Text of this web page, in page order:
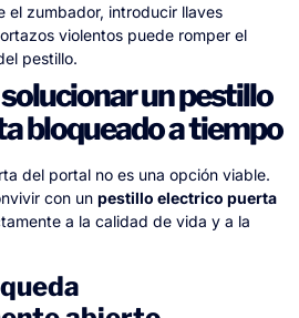
el zumbador, introducir llaves
violentos puede romper el
pestillo.
un pestillo
bloqueado a tiempo
del portal no es una opción viable.
con un pestillo electrico puerta
a la calidad de vida y a la